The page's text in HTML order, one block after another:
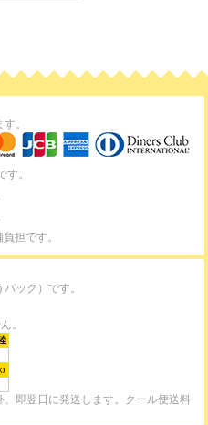
。
。
担です。
ック）です。
。
)
即翌日に発送します。クール便送料